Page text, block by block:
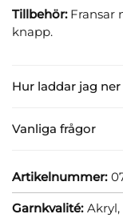
Hur laddar jag
Vanliga frågor
Tillbehör:Fransar
knapp.
Artikelnummer:
Garnkvalité: Akryl,